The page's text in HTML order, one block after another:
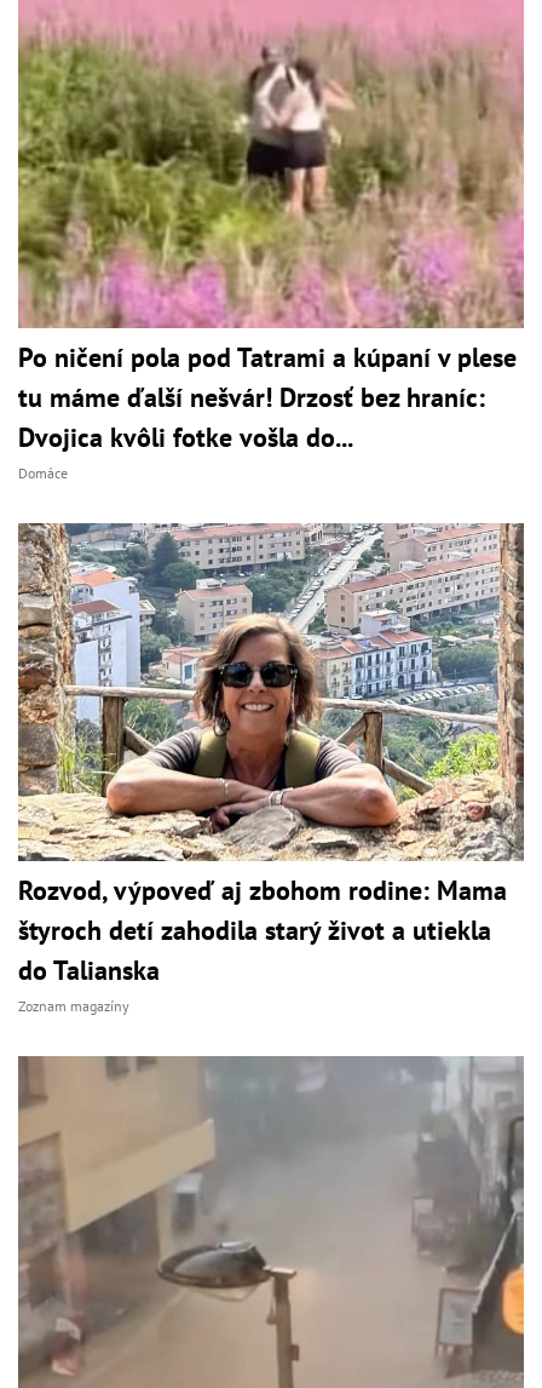
Po ničení pola pod Tatrami a kúpaní v plese
tu máme ďalší nešvár! Drzosť bez hraníc:
Dvojica kvôli fotke vošla do...
Domáce
Rozvod, výpoveď aj zbohom rodine: Mama
štyroch detí zahodila starý život a utiekla
do Talianska
Zoznam magazíny